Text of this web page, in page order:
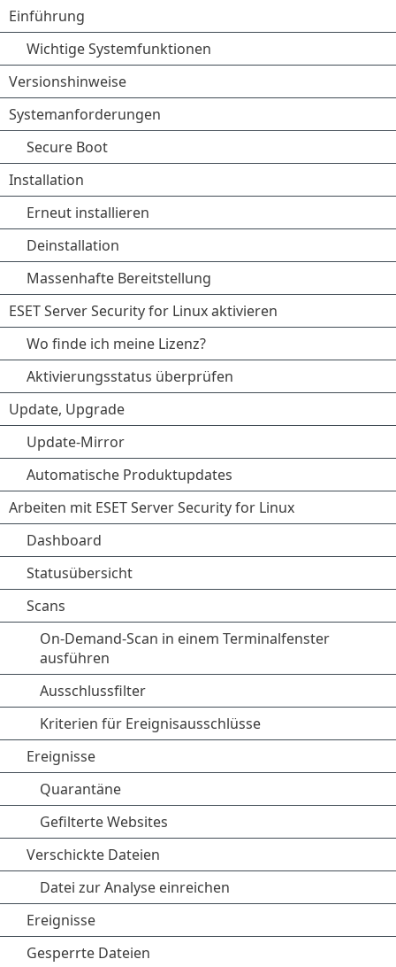
Einführung
Wichtige Systemfunktionen
Versionshinweise
Systemanforderungen
Secure Boot
Installation
Erneut installieren
Deinstallation
Massenhafte Bereitstellung
ESET Server Security for Linux aktivieren
Wo finde ich meine Lizenz?
Aktivierungsstatus überprüfen
Update, Upgrade
Update-Mirror
Automatische Produktupdates
Arbeiten mit ESET Server Security for Linux
Dashboard
Statusübersicht
Scans
On-Demand-Scan in einem Terminalfenster
ausführen
Ausschlussfilter
Kriterien für Ereignisausschlüsse
Ereignisse
Quarantäne
Gefilterte Websites
Verschickte Dateien
Datei zur Analyse einreichen
Ereignisse
Gesperrte Dateien